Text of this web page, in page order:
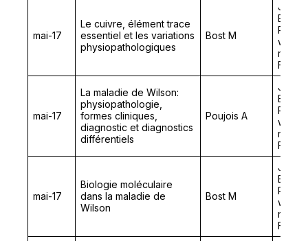
mai-17
Le cuivre, élément trace
essentiel et les variations
physiopathologiques
Bost M
Rares
rares
mai-17
La maladie de Wilson:
physiopathologie,
formes cliniques,
diagnostic et diagnostics
différentiels
Poujois A
Rares
rares
mai-17
Biologie moléculaire
dans la maladie de
Wilson
Bost M
Rares
rares